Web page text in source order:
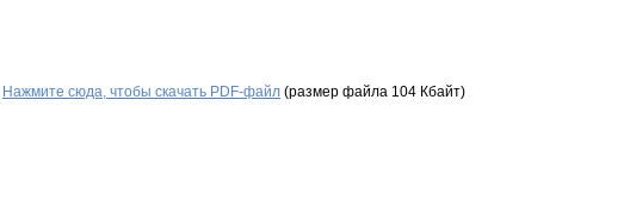
Нажмите сюда, чтобы скачать PDF-файл (размер файла 104 Кбайт)